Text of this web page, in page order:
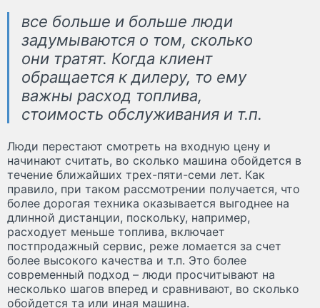
все больше и больше люди
задумываются о том, сколько
они тратят. Когда клиент
обращается к дилеру, то ему
важны расход топлива,
стоимость обслуживания и т.п.
Люди перестают смотреть на входную цену и
начинают считать, во сколько машина обойдется в
течение ближайших трех-пяти-семи лет. Как
правило, при таком рассмотрении получается, что
более дорогая техника оказывается выгоднее на
длинной дистанции, поскольку, например,
расходует меньше топлива, включает
постпродажный сервис, реже ломается за счет
более высокого качества и т.п. Это более
современный подход – люди просчитывают на
несколько шагов вперед и сравнивают, во сколько
обойдется та или иная машина.